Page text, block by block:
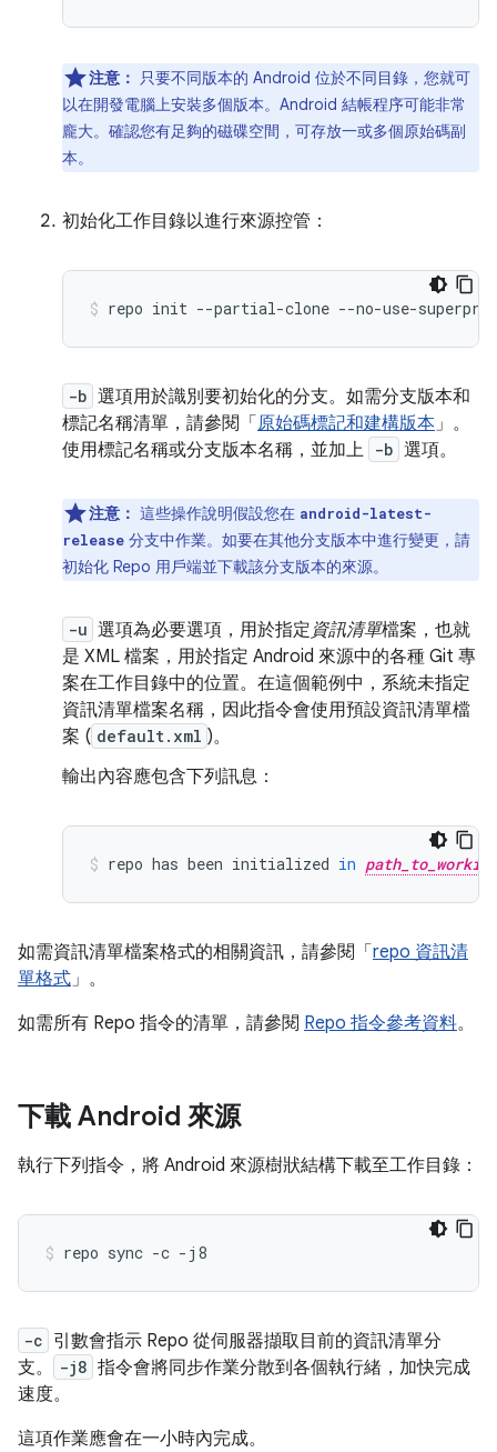
注意： 只要不同版本的 Android 位於不同目錄，您就可
以在開發電腦上安裝多個版本。Android 結帳程序可能非常
龐大。確認您有足夠的磁碟空間，可存放一或多個原始碼副
本。
初始化工作目錄以進行來源控管：
repo init --partial-clone --no-use-
-b 選項用於識別要初始化的分支。如需分支版本和
標記名稱清單，請參閱「 原始碼標記和建構版本」。
使用標記名稱或分支版本名稱，並加上 -b 選項。
注意： 這些操作說明假設您在 android-latest-
release 分支中作業。如要在其他分支版本中進行變更，請
初始化 Repo 用戶端並下載該分支版本的來源。
-u 選項為必要選項，用於指定 資訊清單檔案，也就
是 XML 檔案，用於指定 Android 來源中的各種 Git 專
案在工作目錄中的位置。在這個範例中，系統未指定
資訊清單檔案名稱，因此指令會使用預設資訊清單檔
案 ( default.xml )。
輸出內容應包含下列訊息：
repo has been initialized in
如需資訊清單檔案格式的相關資訊，請參閱「 repo 資訊清
單格式」。
如需所有 Repo 指令的清單，請參閱 Repo 指令參考資料。
下載 Android 來源
執行下列指令，將 Android 來源樹狀結構下載至工作目錄：
repo sync -c -j8
-c 引數會指示 Repo 從伺服器擷取目前的資訊清單分
支。
-j8 指令會將同步作業分散到各個執行緒，加快完成
速度。
這項作業應會在一小時內完成。